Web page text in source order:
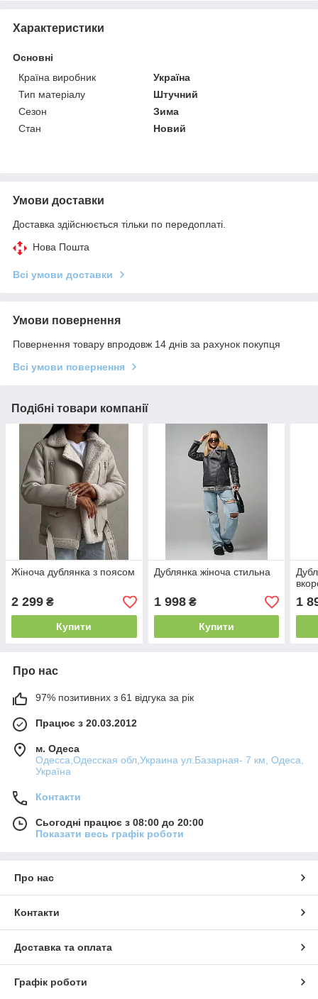
Характеристики
Основні
Країна виробник
Україна
Тип матеріалу
Штучний
Сезон
Зима
Стан
Новий
Умови доставки
Доставка здійснюється тільки по передоплаті.
Нова Пошта
Всі умови доставки
Умови повернення
Повернення товару впродовж 14 днів за рахунок покупця
Всі умови повернення
Подібні товари компанії
Жіноча дублянка з поясом
2 299 ₴
Купити
Дублянка жіноча стильна
1 998₴
Купити
1
Про нас
97% позитивних з 61 відгука за рік
Працює з 20.03.2012
м. Одеса
Одесса,Одесская обл,Украина ул.Базарная- 7 км, Одеса,
Україна
Контакти
Сьогодні працює з 08:00 до 20:00
Показати весь графік роботи
Про нас
Контакти
Доставка та оплата
Графік роботи